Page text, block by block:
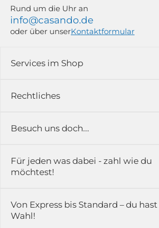
Rechtliches
Impressum
Rückgabe & Reklamation
Widerrufsrecht
Services im Shop
Versandkosten
Erfahrungsberichte & Bewertungen
Kontakt
Karriere
Gewerbekunden
Besuch uns doch...
in der Ausstellung...
51789 Lindlar
Hinweis:
Rund um die Uhr an
info@casando.de
oder über unserKontaktformular
Für jeden was dabei - zahl wie du
möchtest!
Von Express bis Standard – du
Wahl!